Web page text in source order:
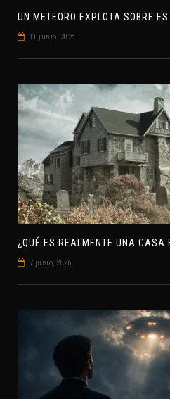
11 junio, 2026
¿QUÉ ES REALMENTE UNA CASA
7 junio, 2026